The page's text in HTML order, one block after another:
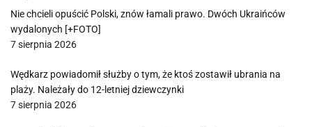
Nie chcieli opuścić Polski, znów łamali prawo. Dwóch Ukraińców
wydalonych [+FOTO]
7 sierpnia 2026
Wędkarz powiadomił służby o tym, że ktoś zostawił ubrania na
plaży. Należały do 12-letniej dziewczynki
7 sierpnia 2026